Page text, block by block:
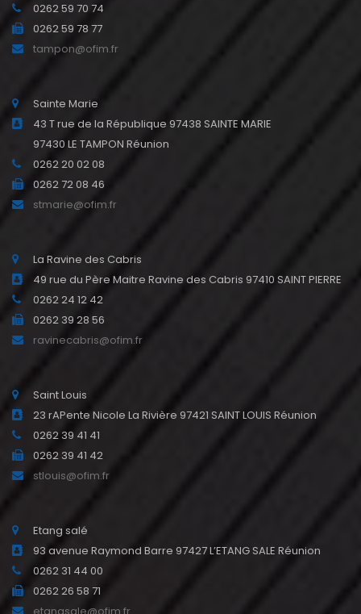
0262 59 70 74
0262 59 78 77
tampon@ofim.fr
Sainte Marie
43 T rue de la République 97438 SAINTE MARIE
97430 LE TAMPON Réunion
0262 20 02 08
0262 72 08 46
stmarie@ofim.fr
La Ravine des Cabris
49 rue du Père Maitre Ravine des Cabris 97410 SAINT PIERRE
0262 24 12 42
0262 39 28 56
ravinecabris@ofim.fr
Saint Louis
23 rAPente Nicole La Rivière 97421 SAINT LOUIS Réunion
0262 39 41 41
0262 39 41 42
stlouis@ofim.fr
Etang salé
93 avenue Raymond Barre 97427 L’ETANG SALE Réunion
0262 31 44 00
0262 26 58 71